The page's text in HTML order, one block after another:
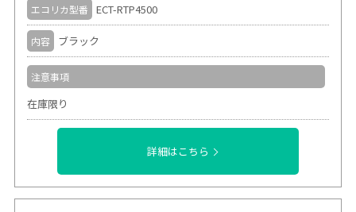
エコリカ型番 ECT-RTP4500
内容 ブラック
注意事項
在庫限り
詳細はこちら